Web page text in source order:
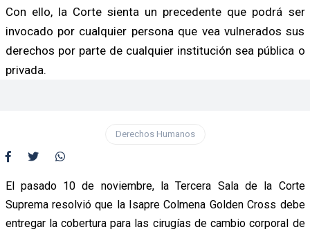
Con ello, la Corte sienta un precedente que podrá ser
invocado por cualquier persona que vea vulnerados sus
derechos por parte de cualquier institución sea pública o
privada.
Derechos Humanos
El pasado 10 de noviembre, la Tercera Sala de la Corte
Suprema resolvió que la Isapre Colmena Golden Cross debe
entregar la cobertura para las cirugías de cambio corporal de